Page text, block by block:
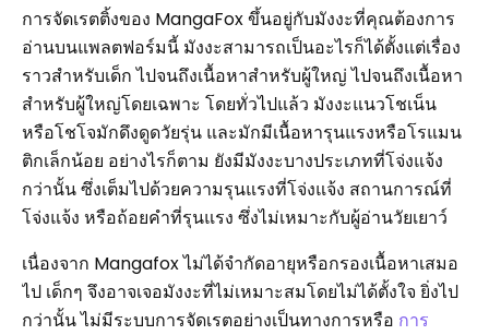
การจัดเรตติ้งของ MangaFox ขึ้นอยู่กับมังงะที่คุณต้องการ
อ่านบนแพลตฟอร์มนี้ มังงะสามารถเป็นอะไรก็ได้ตั้งแต่เรื่อง
ราวสำหรับเด็ก ไปจนถึงเนื้อหาสำหรับผู้ใหญ่ ไปจนถึงเนื้อหา
สำหรับผู้ใหญ่โดยเฉพาะ โดยทั่วไปแล้ว มังงะแนวโชเน็น
หรือโชโจมักดึงดูดวัยรุ่น และมักมีเนื้อหารุนแรงหรือโรแมน
ติกเล็กน้อย อย่างไรก็ตาม ยังมีมังงะบางประเภทที่โจ่งแจ้ง
กว่านั้น ซึ่งเต็มไปด้วยความรุนแรงที่โจ่งแจ้ง สถานการณ์ที่
โจ่งแจ้ง หรือถ้อยคำที่รุนแรง ซึ่งไม่เหมาะกับผู้อ่านวัยเยาว์
เนื่องจาก Mangafox ไม่ได้จำกัดอายุหรือกรองเนื้อหาเสมอ
ไป เด็กๆ จึงอาจเจอมังงะที่ไม่เหมาะสมโดยไม่ได้ตั้งใจ ยิ่งไป
กว่านั้น ไม่มีระบบการจัดเรตอย่างเป็นทางการหรือ การ